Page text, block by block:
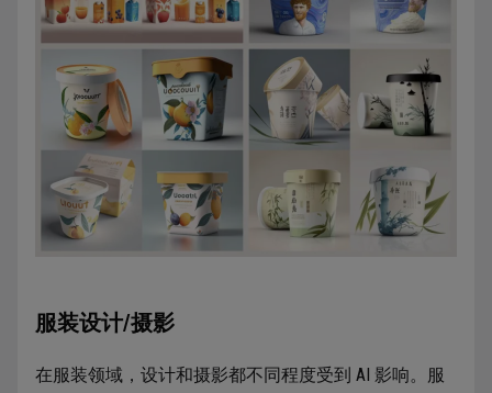
服装设计/摄影
在服装领域，设计和摄影都不同程度受到 AI 影响。服